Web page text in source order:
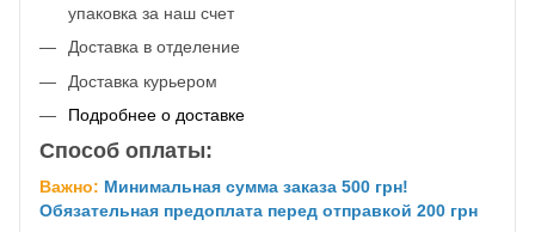
упаковка за наш счет
Доставка в отделение
Доставка курьером
Подробнее о доставке
Способ оплаты:
Важно: Минимальная сумма заказа 500 грн!
Обязательная предоплата перед отправкой 200 грн